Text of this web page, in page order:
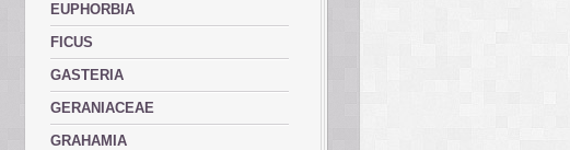
EUPHORBIA
FICUS
GASTERIA
GERANIACEAE
GRAHAMIA